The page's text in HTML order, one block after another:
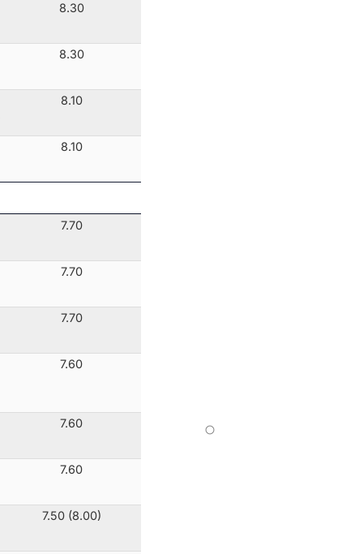
8.30
8.30
8.10
8.10
7.70
7.70
7.70
7.60
7.60
7.60
7.50 (8.00)